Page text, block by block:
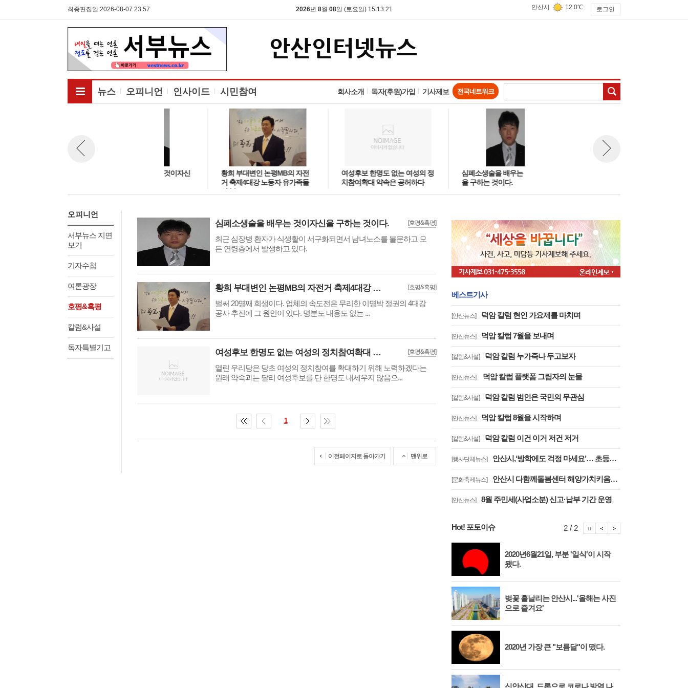
최종편집일 2026-08-07 23:57 2026년 8월 08일 (토요일) 15:13:21 안산시 12.0℃ 로그인
뉴스 오피니언 인사이드 시민참여 회사소개 독자(후원)가입 기사제보 전국네트워크
전체메뉴보기
황희 부대변인 논평MB의 자전
거 축제4대강 노동자 유가족들
여성후보 한명도 없는 여성의 정
치참여확대 약속은 공허하다
심폐소생술을 배우는 것이자신
을 구하는 것이다.
오피니언
서부뉴스 지면
보기
기자수첩
여론광장
호평&혹평
칼럼&사설
독자특별기고
[호평&혹평]
심폐소생술을 배우는 것이자신을 구하는 것이다.
최근 심장병 환자가 식생활이 서구화되면서 남녀노소를 불문하고 모
든 연령층에서 발생하고 있다.
[호평&혹평]
황희 부대변인 논평MB의 자전거 축제4대강 노동자 유가족들의 분노
벌써 20명째 희생이다. 업체의 속도전은 무리한 이명박 정권의 4대강
공사 추진에 그 원인이 있다. 명분도 내용도 없는 ...
[호평&혹평]
여성후보 한명도 없는 여성의 정치참여확대 약속은 공허하다
열린 우리당은 당초 여성의 정치참여를 확대하기 위해 노력하겠다는
원래 약속과는 달리 여성후보를 단 한명도 내세우지 않음으...
1
이전페이지로 돌아가기 맨위로
베스트기사
[안산뉴스] 덕암 칼럼 현인 가요제를 마치며
[안산뉴스] 덕암 칼럼 7월을 보내며
[칼럼&사설] 덕암 칼럼 누가죽나 두고보자
[안산뉴스] 덕암 칼럼 플랫폼 그림자의 눈물
[칼럼&사설] 덕암 칼럼 범인은 국민의 무관심
[안산뉴스] 덕암 칼럼 8월을 시작하며
[칼럼&사설] 덕암 칼럼 이건 이거 저건 저거
[행사단체뉴스] 안산시,‘방학에도 걱정 마세요’… 초등방학 틈새돌봄사업 추진
[문화축제뉴스] 안산시 다함께돌봄센터 해양가치키움터, 합창축제에서 감동의 무대
[안산뉴스] 8월 주민세(사업소분) 신고·납부 기간 운영
Hot! 포토이슈
2020년6월21일, 부분 '일식'이 시작
됐다.
벚꽃 흩날리는 안산시...'올해는 사진
으로 즐겨요'
2020년 가장 큰 "보름달"이 떴다.
신안산대, 드론으로 코로나 방역 나
2 / 2 포토이슈 이전보기
포토이슈 정지